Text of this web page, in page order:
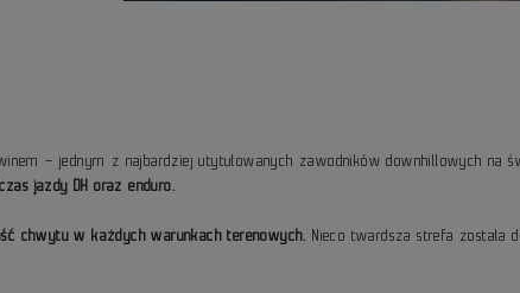
– jednym z najbardziej utytułowanych zawodników downhillowych na
jazdy DH oraz enduro.
chwytu w każdych warunkach terenowych. Nieco twardsza strefa została